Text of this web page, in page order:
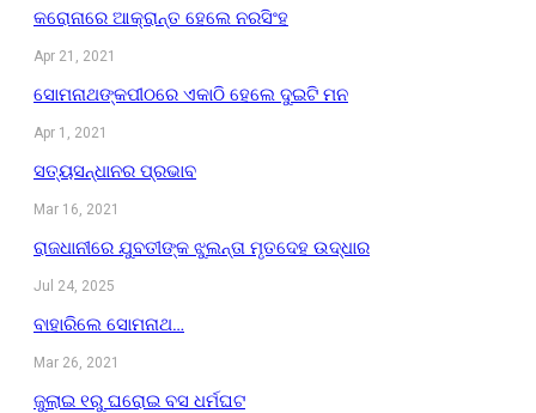
କରୋନାରେ ଆକ୍ରାନ୍ତ ହେଲେ ନରସିଂହ
Apr 21, 2021
ସୋମନାଥଙ୍କପୀଠରେ ଏକାଠି ହେଲେ ଦୁଇଟି ମନ
Apr 1, 2021
ସତ୍ୟସନ୍ଧାନର ପ୍ରଭାବ
Mar 16, 2021
ରାଜଧାନୀରେ ଯୁବତୀଙ୍କ ଝୁଲନ୍ତା ମୃତଦେହ ଉଦ୍ଧାର
Jul 24, 2025
ବାହାରିଲେ ସୋମନାଥ…
Mar 26, 2021
ଜୁଲାଇ ୧ରୁ ଘରୋଇ ବସ ଧର୍ମଘଟ